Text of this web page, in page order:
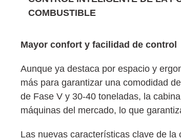
COMBUSTIBLE
Mayor confort y facilidad de control
Aunque ya destaca por espacio y
más para garantizar una comodidad
de Fase V y 30-40 toneladas, la
máquinas del mercado, lo que
Las nuevas características clave de